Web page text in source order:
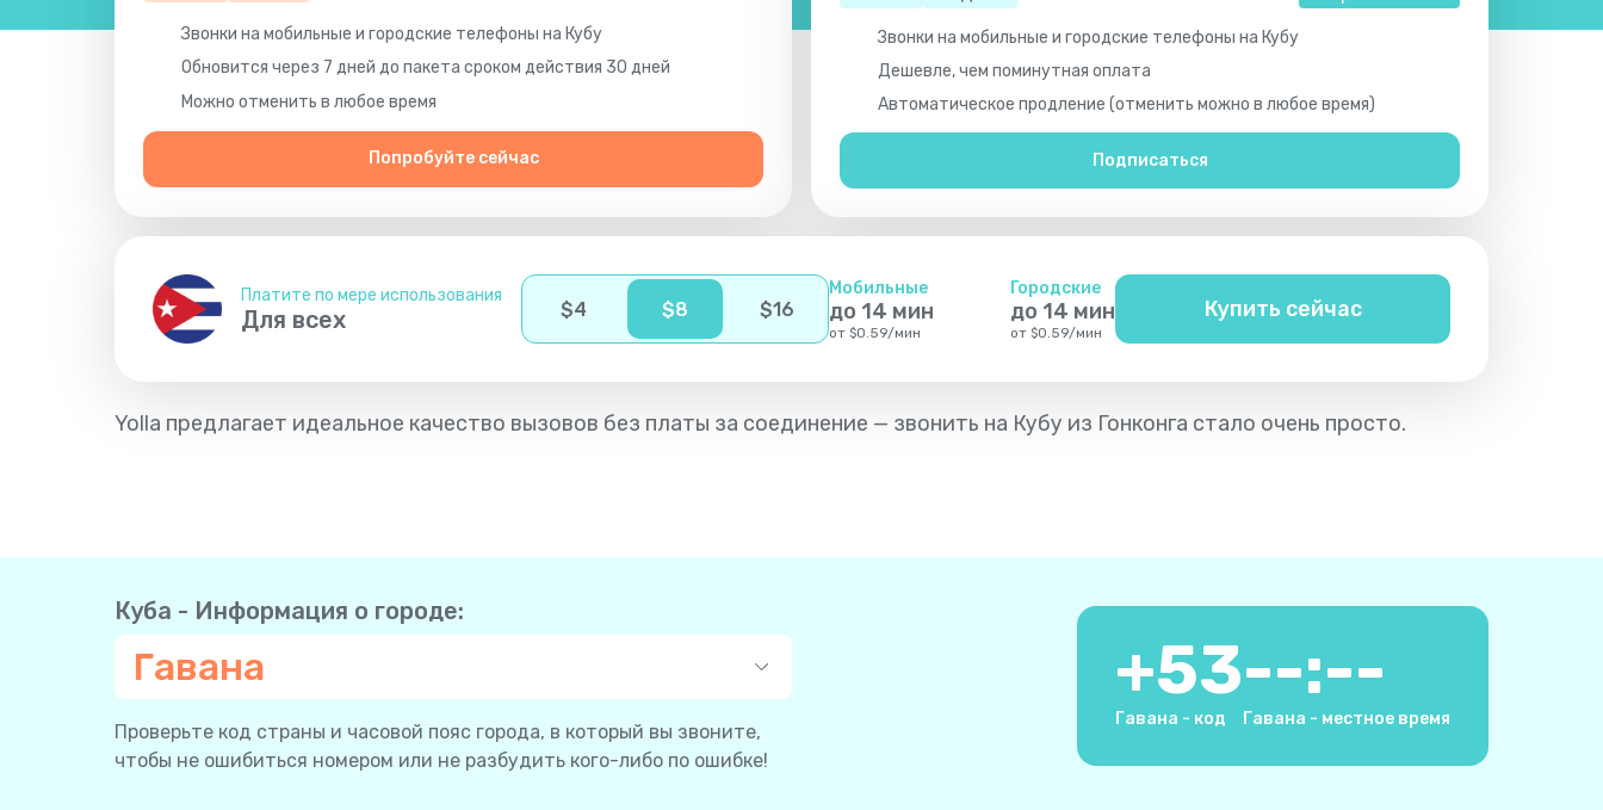
Звонки на мобильные и городские телефоны на Кубу
Обновится через 7 дней до пакета сроком действия 30 дней
Можно отменить в любое время
Попробуйте сейчас
Звонки на мобильные и городские телефоны на Кубу
Дешевле, чем поминутная оплата
Автоматическое продление (отменить можно в любое время)
Подписаться
Платите по мере использования
Для всех $4 $8 $16
Мобильные
до 14 мин
от $0.59/мин
Городские
до 14 мин
от $0.59/мин
Купить сейчас
Yolla предлагает идеальное качество вызовов без платы за соединение — звонить на Кубу из Гонконга стало очень просто.
Куба - Информация о городе:
Гавана
Проверьте код страны и часовой пояс города, в который вы звоните,
чтобы не ошибиться номером или не разбудить кого-либо по ошибке!
+53
Гавана - код
--:--
Гавана - местное время